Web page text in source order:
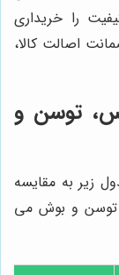
را خریداری
اصالت کالا،
توسن و
زیر به مقایسه
توسن و بوش می